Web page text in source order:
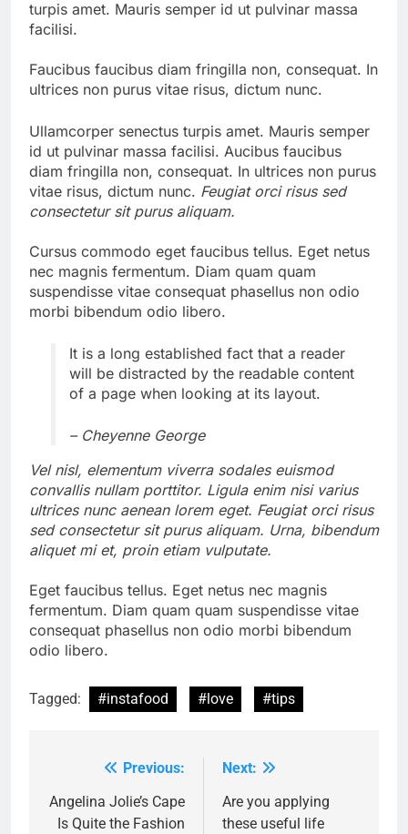
turpis amet. Mauris semper id ut pulvinar massa
facilisi.
Faucibus faucibus diam fringilla non, consequat. In
ultrices non purus vitae risus, dictum nunc.
Ullamcorper senectus turpis amet. Mauris semper
id ut pulvinar massa facilisi. Aucibus faucibus
diam fringilla non, consequat. In ultrices non purus
vitae risus, dictum nunc. Feugiat orci risus sed
consectetur sit purus aliquam.
Cursus commodo eget faucibus tellus. Eget netus
nec magnis fermentum. Diam quam quam
suspendisse vitae consequat phasellus non odio
morbi bibendum odio libero.
It is a long established fact that a reader
will be distracted by the readable content
of a page when looking at its layout.
– Cheyenne George
Vel nisl, elementum viverra sodales euismod
convallis nullam porttitor. Ligula enim nisi varius
ultrices nunc aenean lorem eget. Feugiat orci risus
sed consectetur sit purus aliquam. Urna, bibendum
aliquet mi et, proin etiam vulputate.
Eget faucibus tellus. Eget netus nec magnis
fermentum. Diam quam quam suspendisse vitae
consequat phasellus non odio morbi bibendum
odio libero.
Tagged: #instafood #love #tips
navigation
Previous:
Angelina Jolie’s Cape
Is Quite the Fashion
Next:
Are you applying
these useful life